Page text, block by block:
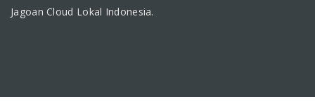
Jagoan Cloud Lokal Indonesia.